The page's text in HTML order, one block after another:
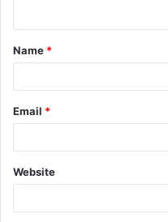
Name *
Email *
Website